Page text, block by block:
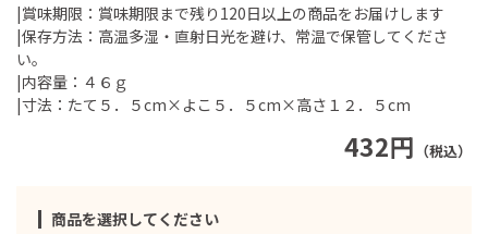
432円 （税込）
商品を選択してください
|賞味期限：賞味期限まで残り120日以上の商品をお届けします
|保存方法：高温多湿・直射日光を避け、常温で保管してくださ
い。
|内容量：４６ｇ
|寸法：たて５．５cm×よこ５．５cm×高さ１２．５cm